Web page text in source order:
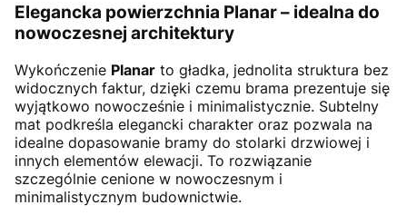
Elegancka powierzchnia Planar – idealna do
nowoczesnej architektury
Wykończenie Planar to gładka, jednolita struktura bez
widocznych faktur, dzięki czemu brama prezentuje się
wyjątkowo nowocześnie i minimalistycznie. Subtelny
mat podkreśla elegancki charakter oraz pozwala na
idealne dopasowanie bramy do stolarki drzwiowej i
innych elementów elewacji. To rozwiązanie
szczególnie cenione w nowoczesnym i
minimalistycznym budownictwie.